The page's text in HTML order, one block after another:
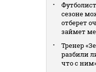
сезоне
отберет
займет
Тренер
разбили
что с